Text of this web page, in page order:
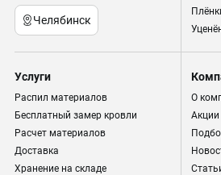
Челябинск
Услуги
Распил материалов
Бесплатный замер кровли
Расчет материалов
Доставка
Хранение на складе
О
Акции